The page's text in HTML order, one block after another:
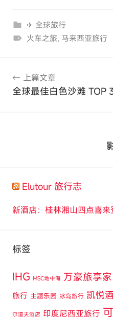
✈ 全球旅行
火车之旅, 马来西亚旅行
上篇文章
全球最佳白色沙滩 TOP
Elutour 旅行志
新酒店：桂林湘山四点喜来
标签
IHG MSC地中海 万豪旅享家
旅行 主题乐园 冰岛旅行 凯悦
尔道夫酒店 印度尼西亚旅行